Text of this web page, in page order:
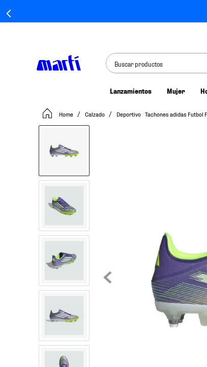
Buscar productos
Lanzamientos Mujer
Calzado Deportivo Tachones adidas Futbol
tenis mujer
tenis niño